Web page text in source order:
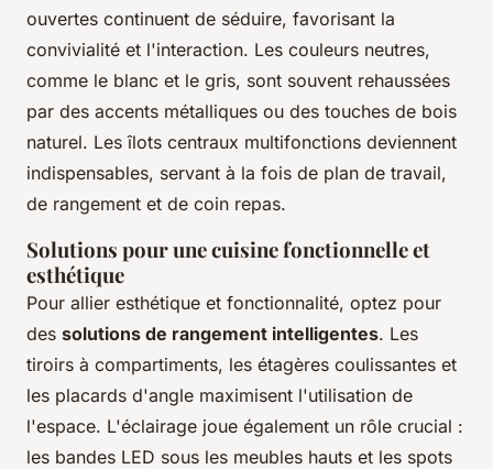
ouvertes continuent de séduire, favorisant la
convivialité et l'interaction. Les couleurs neutres,
comme le blanc et le gris, sont souvent rehaussées
par des accents métalliques ou des touches de bois
naturel. Les îlots centraux multifonctions deviennent
indispensables, servant à la fois de plan de travail,
de rangement et de coin repas.
Solutions pour une cuisine fonctionnelle et
esthétique
Pour allier esthétique et fonctionnalité, optez pour
des solutions de rangement intelligentes. Les
tiroirs à compartiments, les étagères coulissantes et
les placards d'angle maximisent l'utilisation de
l'espace. L'éclairage joue également un rôle crucial :
les bandes LED sous les meubles hauts et les spots